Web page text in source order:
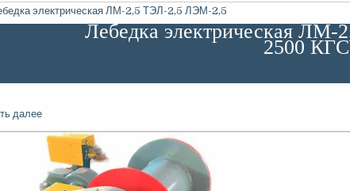
Лебедка электрическая
2500 КГС
далее